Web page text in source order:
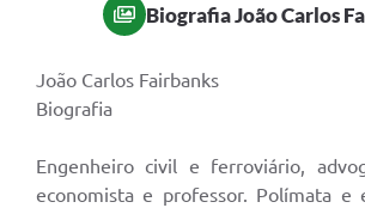
Biografia João Carlos
João Carlos Fairbanks
Biografia
Engenheiro civil e ferroviário,
economista e professor. Polímata e